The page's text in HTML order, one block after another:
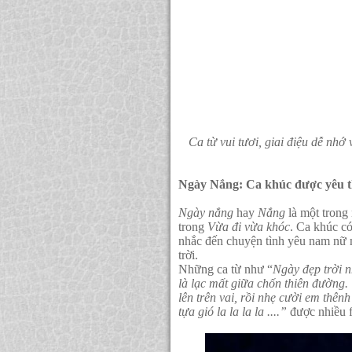
Ca từ vui tươi, giai điệu dễ nhớ
Ngày Nắng: Ca khúc được yêu
Ngày nắng hay Nắng là một trong
trong Vừa đi vừa khóc. Ca khúc
nhắc đến chuyện tình yêu nam
trời.
Những ca từ như “Ngày đẹp trời
là lạc mất giữa chốn thiên
lên trên vai, rồi nhẹ cười em
tựa gió la la la la ....” được nhiều